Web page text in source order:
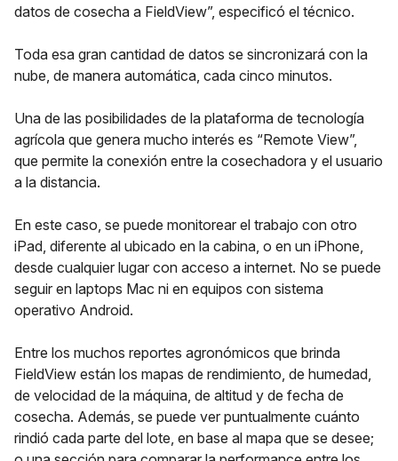
datos de cosecha a FieldView”, especificó el técnico.
Toda esa gran cantidad de datos se sincronizará con la
nube, de manera automática, cada cinco minutos.
Una de las posibilidades de la plataforma de tecnología
agrícola que genera mucho interés es “Remote View”,
que permite la conexión entre la cosechadora y el usuario
a la distancia.
En este caso, se puede monitorear el trabajo con otro
iPad, diferente al ubicado en la cabina, o en un iPhone,
desde cualquier lugar con acceso a internet. No se puede
seguir en laptops Mac ni en equipos con sistema
operativo Android.
Entre los muchos reportes agronómicos que brinda
FieldView están los mapas de rendimiento, de humedad,
de velocidad de la máquina, de altitud y de fecha de
cosecha. Además, se puede ver puntualmente cuánto
rindió cada parte del lote, en base al mapa que se desee;